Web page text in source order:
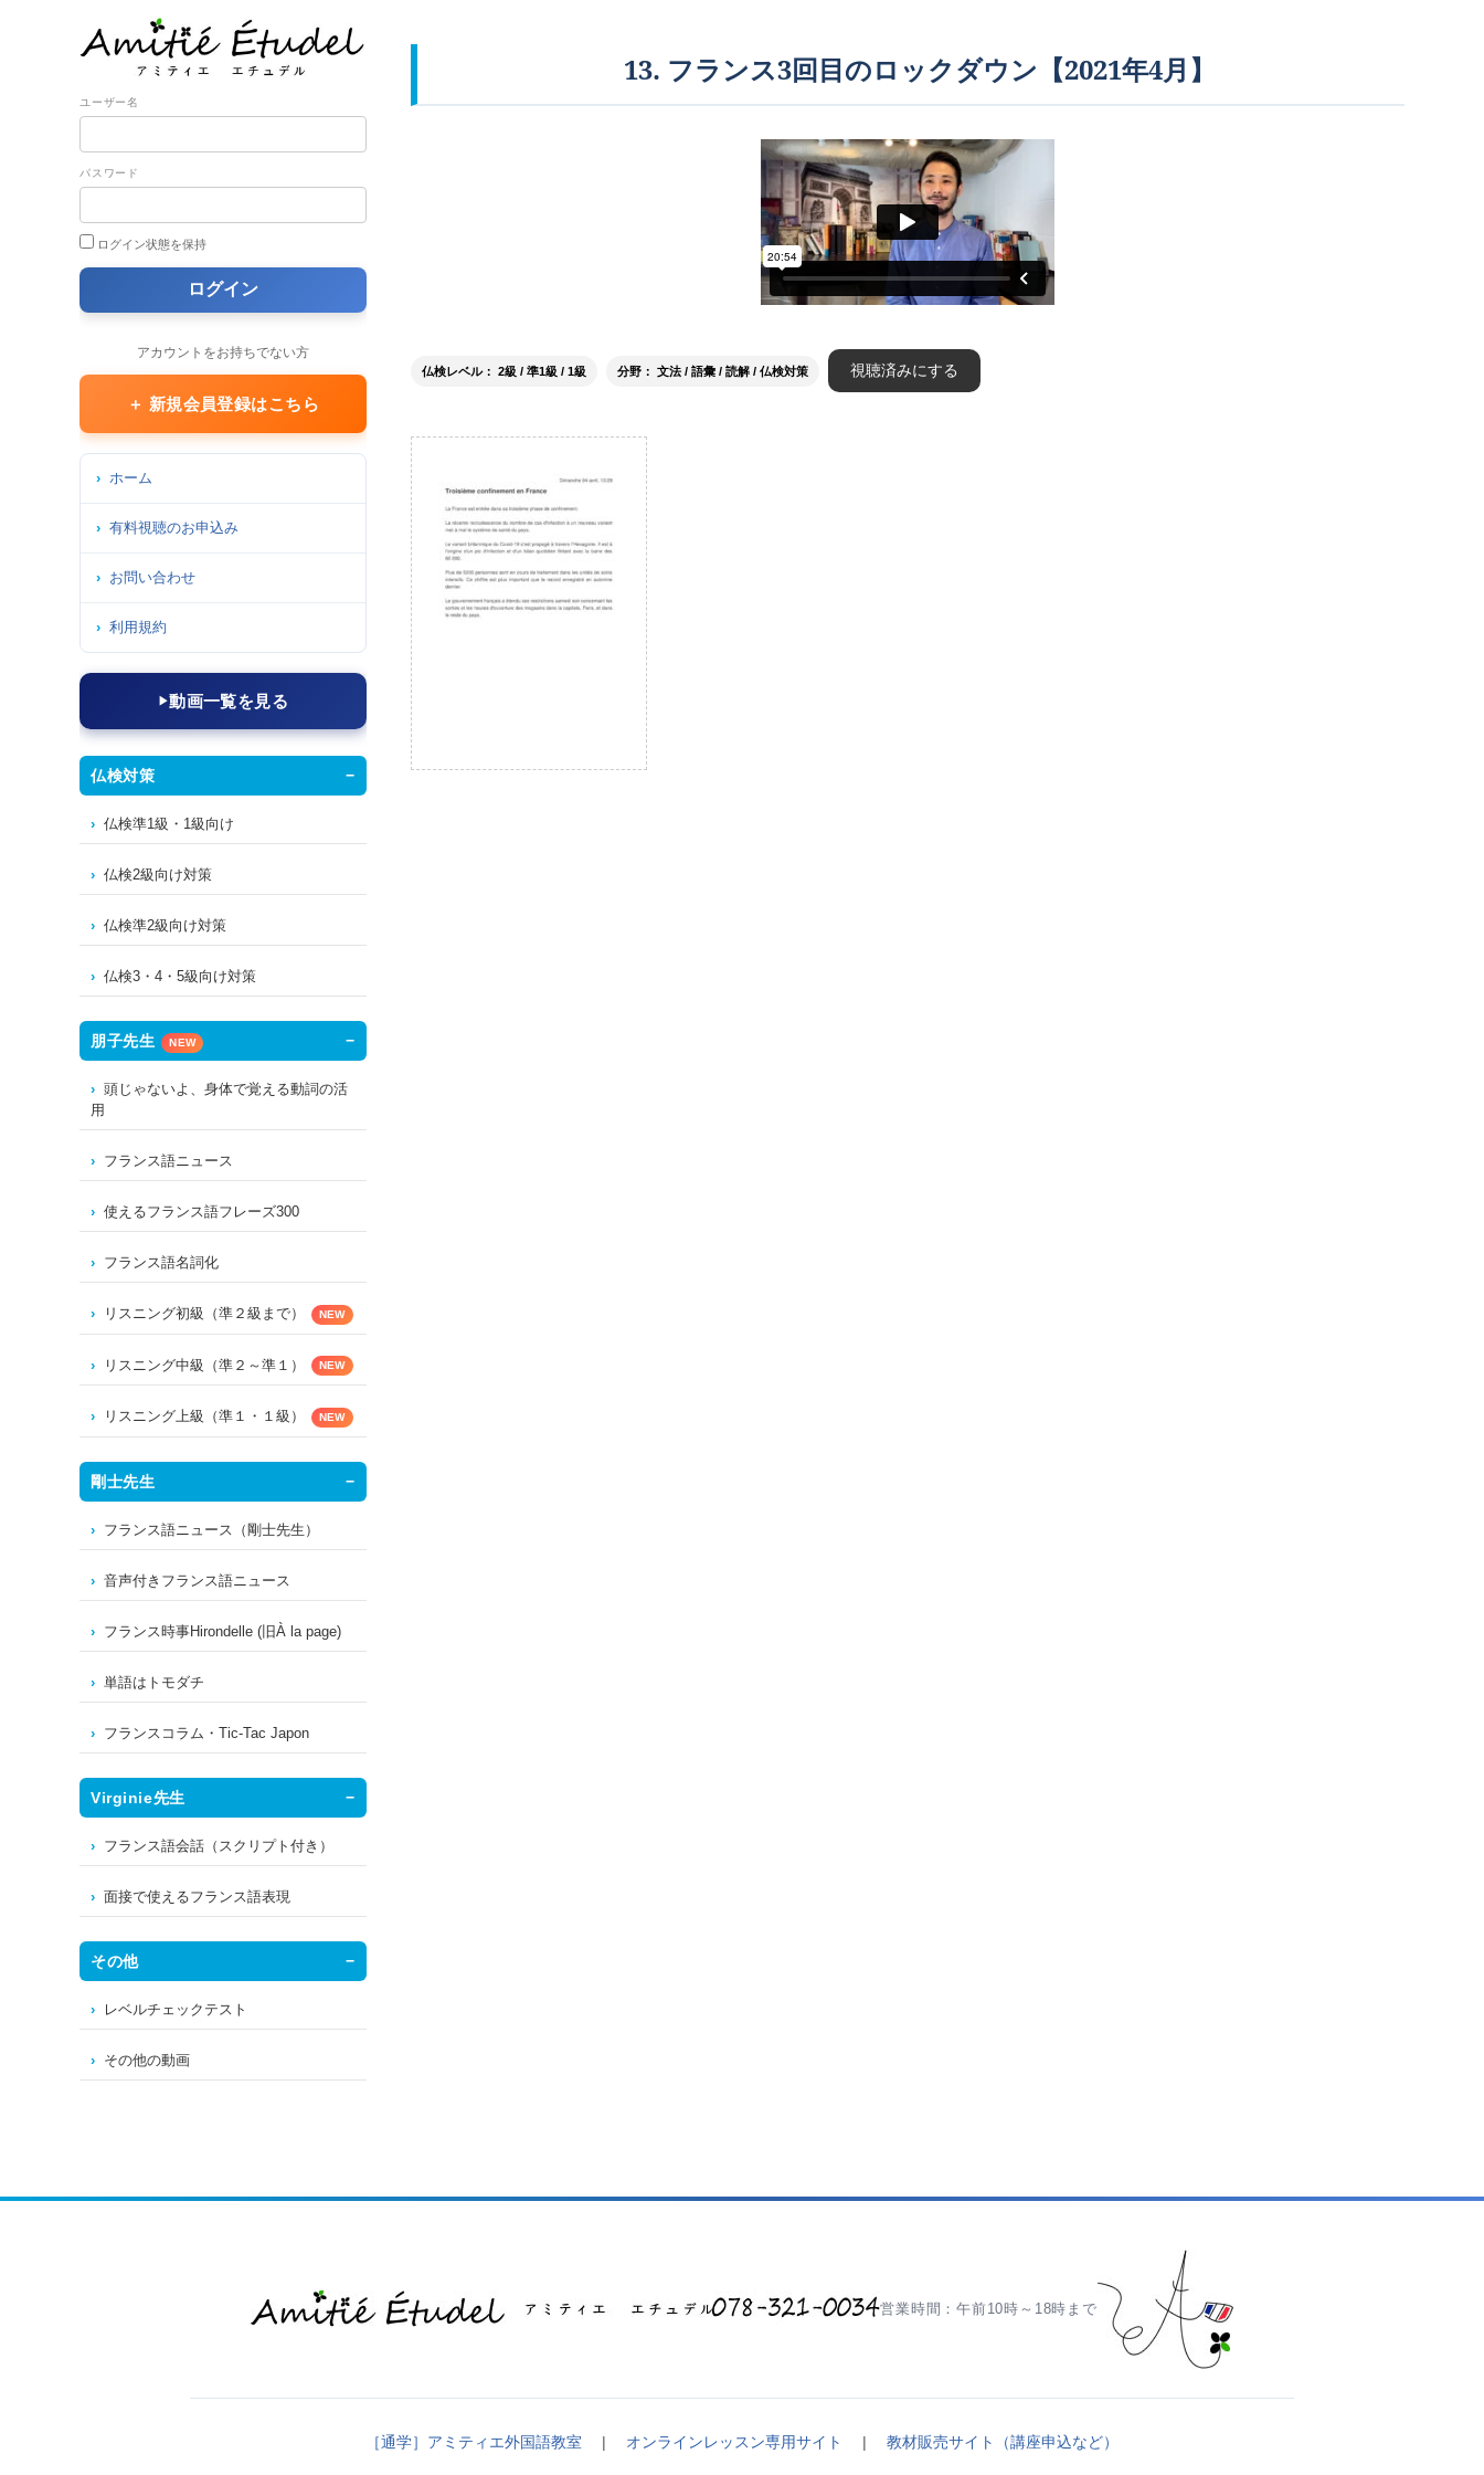
13. フランス3回目のロックダウン【2021年4月】
仏検レベル： 2級 / 準1級 / 1級 分野： 文法 / 語彙 / 読解 / 仏検対策 視聴済みにする
ユーザー名
パスワード
ログイン状態を保持
アカウントをお持ちでない方
＋ 新規会員登録はこちら
ホーム
有料視聴のお申込み
お問い合わせ
利用規約
動画一覧を見る
仏検対策
仏検準1級・1級向け
仏検2級向け対策
仏検準2級向け対策
仏検3・4・5級向け対策
朋子先生 NEW
頭じゃないよ、身体で覚える動詞の活
用
フランス語ニュース
使えるフランス語フレーズ300
フランス語名詞化
リスニング初級（準２級まで） NEW
リスニング中級（準２～準１） NEW
リスニング上級（準１・１級） NEW
剛士先生
フランス語ニュース（剛士先生）
音声付きフランス語ニュース
フランス時事Hirondelle (旧À la page)
単語はトモダチ
フランスコラム・Tic-Tac Japon
Virginie先生
フランス語会話（スクリプト付き）
面接で使えるフランス語表現
その他
レベルチェックテスト
その他の動画
営業時間：午前10時～18時まで
［通学］アミティエ外国語教室 | オンラインレッスン専用サイト | 教材販売サイト（講座申込など）